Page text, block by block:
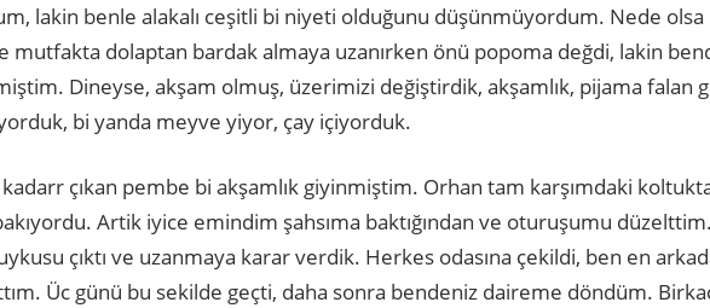
lakin benle alakalı ceşitli bi niyeti olduğunu düşünmüyordum. Nede olsa
mutfakta dolaptan bardak almaya uzanırken önü popoma değdi, lakin
Dineyse, akşam olmuş, üzerimizi değiştirdik, akşamlık, pijama falan
bi yanda meyve yiyor, çay içiyorduk.
çıkan pembe bi akşamlık giyinmiştim. Orhan tam karşımdaki
Artik iyice emindim şahsıma baktığından ve oturuşumu
çıktı ve uzanmaya karar verdik. Herkes odasına çekildi, ben en
Üc günü bu sekilde geçti, daha sonra bendeniz daireme döndüm.